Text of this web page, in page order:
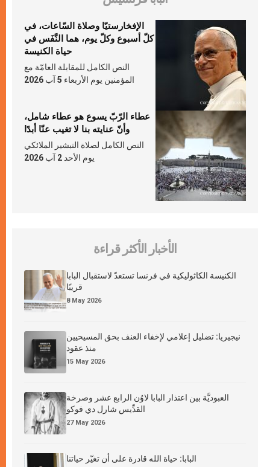
الإفخارستيّا وصلاة السّاعات، في
كلّ أسبوع وكلّ يوم، هما النَّفَس في
حياة الكنيسة
النص الكامل للمقابلة العامّة مع
المؤمنين يوم الأربعاء 5 آب 2026
عطاء الرّبّ يسوع هو عطاء شامل،
وأنّ عنايته بنا لا تغيب عنّا أبدًا
النص الكامل لصلاة التبشير الملائكي
يوم الأحد 2 آب 2026
الأخبار الأكثر قراءة
الكنيسة الكاثوليكية في فرنسا تستعدّ لاستقبال البابا
قريبًا
8 May 2026
نيجيريا: تضليل إعلامي لإخفاء العنف بحق المسيحيين
منذ عقود
15 May 2026
العبوديَّة بين اعتذار البابا لاوُن الرابع عشر وصرخة
القدِّيس شارل دي فوكو
27 May 2026
البابا: حياة الله قادرة على أن تغيّر حياتنا